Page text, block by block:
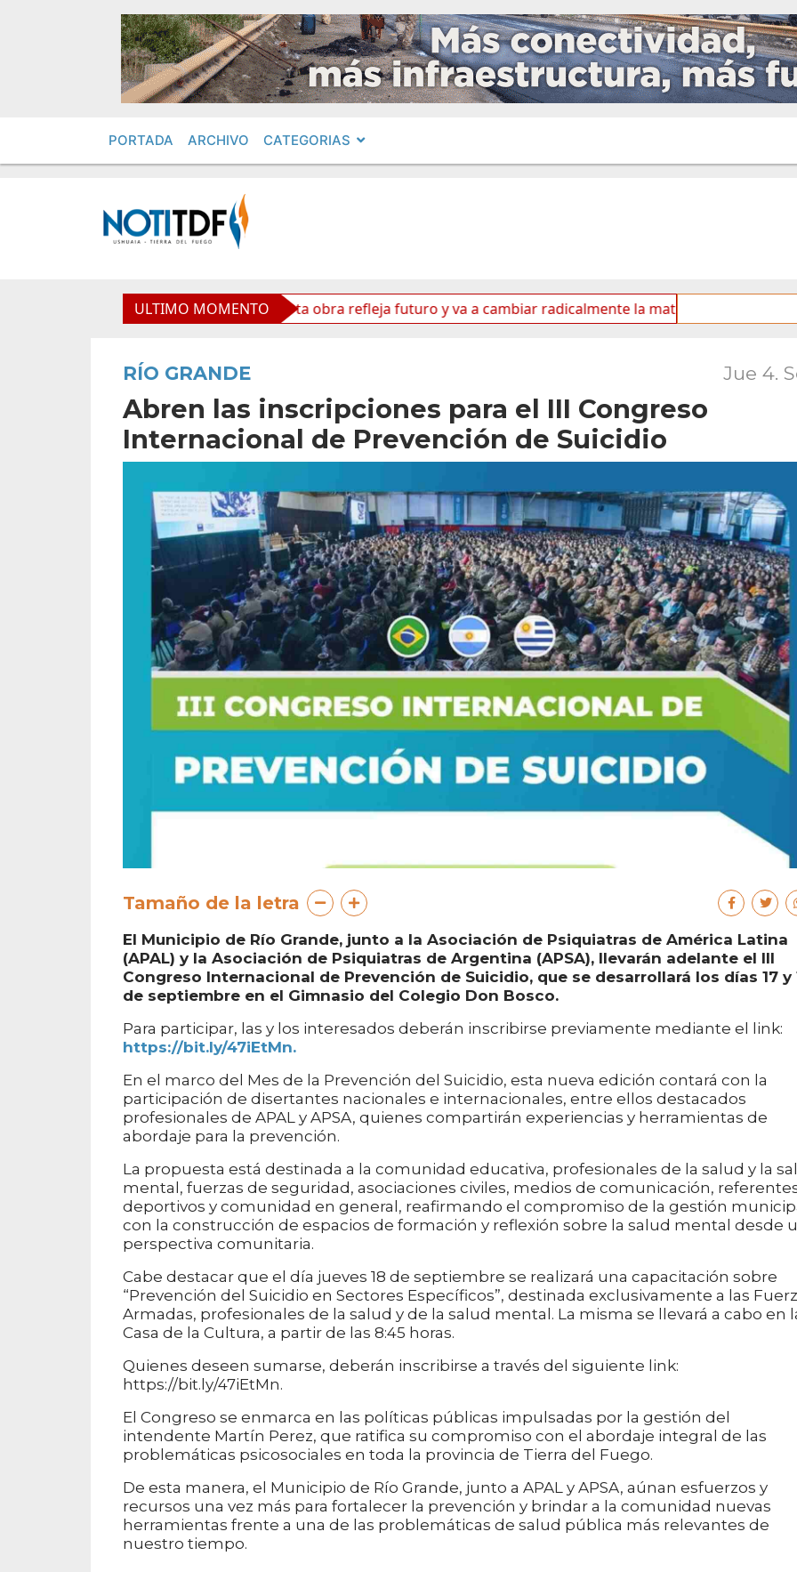
PORTADA ARCHIVO CATEGORIAS
ULTIMO MOMENTO
Vuoto: “Esta obra refleja futuro y va a cambiar radicalmente la matriz energética de Ushuaia”
RÍO GRANDE Jue 4.
Abren las inscripciones para el III Congreso
Internacional de Prevención de Suicidio
Tamaño de la letra
El Municipio de Río Grande, junto a la Asociación de Psiquiatras de América Latina
(APAL) y la Asociación de Psiquiatras de Argentina (APSA), llevarán adelante el III
Congreso Internacional de Prevención de Suicidio, que se desarrollará los días 17 y
de septiembre en el Gimnasio del Colegio Don Bosco.
Para participar, las y los interesados deberán inscribirse previamente mediante el link:
https://bit.ly/47iEtMn.
En el marco del Mes de la Prevención del Suicidio, esta nueva edición contará con la
participación de disertantes nacionales e internacionales, entre ellos destacados
profesionales de APAL y APSA, quienes compartirán experiencias y herramientas de
abordaje para la prevención.
La propuesta está destinada a la comunidad educativa, profesionales de la salud y la
mental, fuerzas de seguridad, asociaciones civiles, medios de comunicación,
deportivos y comunidad en general, reafirmando el compromiso de la gestión
con la construcción de espacios de formación y reflexión sobre la salud mental desde
perspectiva comunitaria.
Cabe destacar que el día jueves 18 de septiembre se realizará una capacitación sobre
“Prevención del Suicidio en Sectores Específicos”, destinada exclusivamente a las
Armadas, profesionales de la salud y de la salud mental. La misma se llevará a cabo en
Casa de la Cultura, a partir de las 8:45 horas.
Quienes deseen sumarse, deberán inscribirse a través del siguiente link:
https://bit.ly/47iEtMn.
El Congreso se enmarca en las políticas públicas impulsadas por la gestión del
intendente Martín Perez, que ratifica su compromiso con el abordaje integral de las
problemáticas psicosociales en toda la provincia de Tierra del Fuego.
De esta manera, el Municipio de Río Grande, junto a APAL y APSA, aúnan esfuerzos y
recursos una vez más para fortalecer la prevención y brindar a la comunidad nuevas
herramientas frente a una de las problemáticas de salud pública más relevantes de
nuestro tiempo.